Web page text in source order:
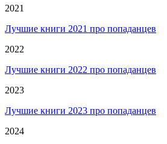
2021
Лучшие книги 2021 про попаданцев
2022
Лучшие книги 2022 про попаданцев
2023
Лучшие книги 2023 про попаданцев
2024